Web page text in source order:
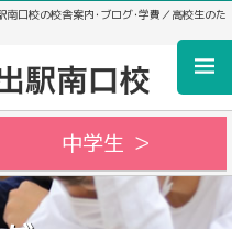
口校の校舎案内･ブログ･学費／高校生のた
中学生 ＞